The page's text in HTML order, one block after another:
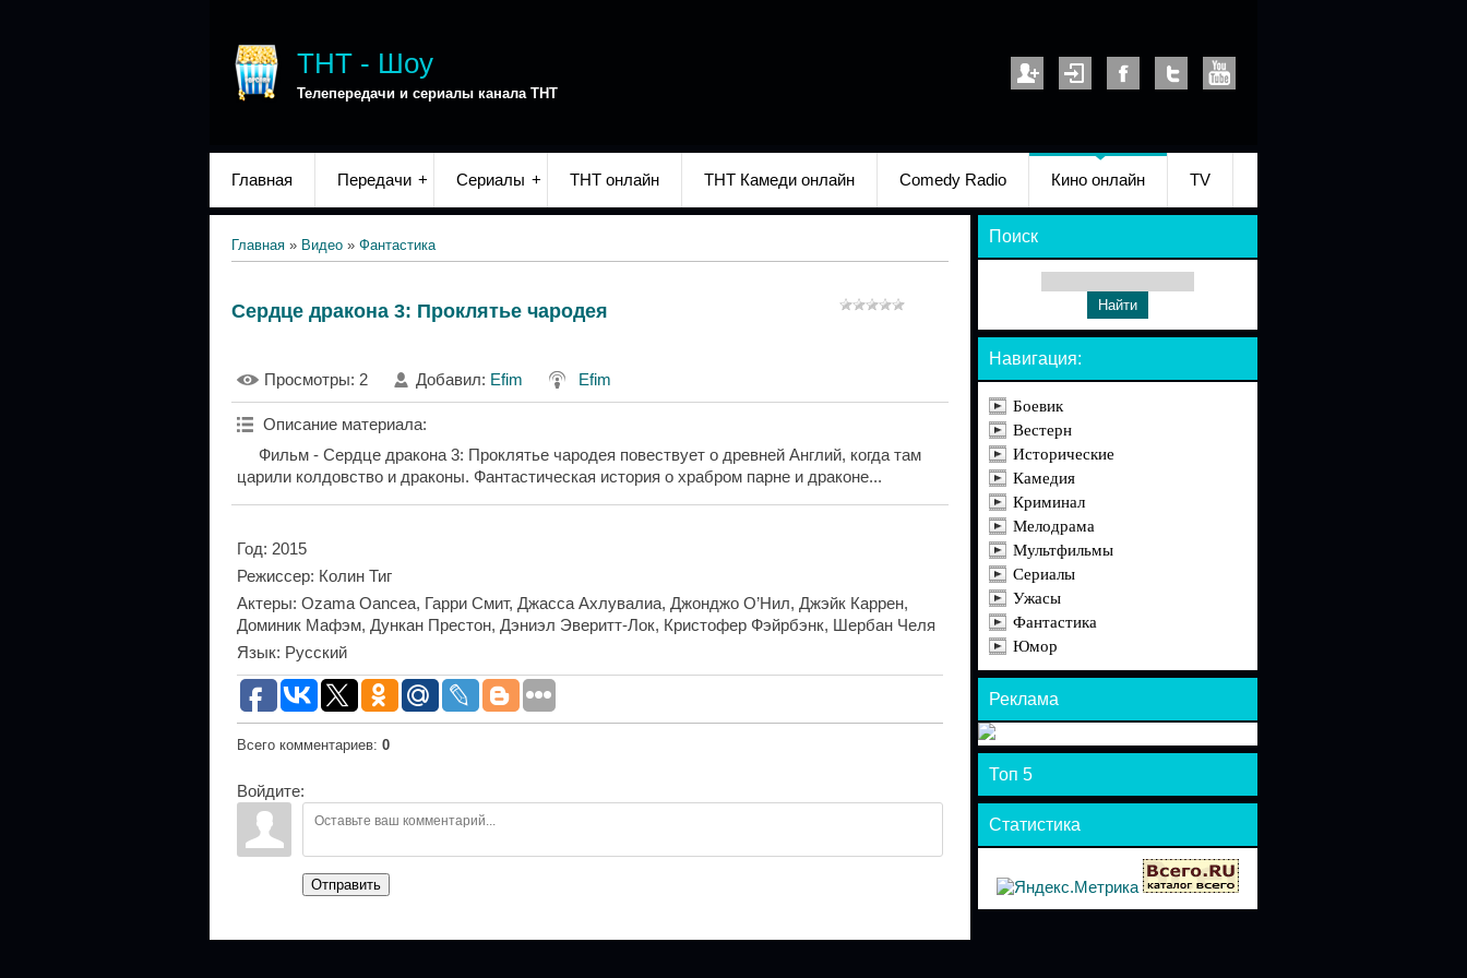
ТНТ - Шоу
Телепередачи и сериалы канала ТНТ
Главная Передачи Сериалы ТНТ онлайн ТНТ Камеди онлайн Comedy Radio Кино онлайн TV
Главная » Видео » Фантастика
Сердце дракона 3: Проклятье чародея
Просмотры: 2 Добавил: Efim Efim
Описание материала:
Фильм - Сердце дракона 3: Проклятье чародея повествует о древней Англий, когда там
царили колдовство и драконы. Фантастическая история о храбром парне и драконе...
Год: 2015
Режиссер: Колин Тиг
Актеры: Ozama Oancea, Гарри Смит, Джасса Ахлувалиа, Джонджо О’Нил, Джэйк Каррен,
Доминик Мафэм, Дункан Престон, Дэниэл Эверитт-Лок, Кристофер Фэйрбэнк, Шербан Челя
Язык: Русский
Всего комментариев: 0
Войдите:
Отправить
Поиск
Навигация:
Боевик
Вестерн
Исторические
Камедия
Криминал
Мелодрама
Мультфильмы
Сериалы
Ужасы
Фантастика
Юмор
Реклама
Топ 5
Статистика